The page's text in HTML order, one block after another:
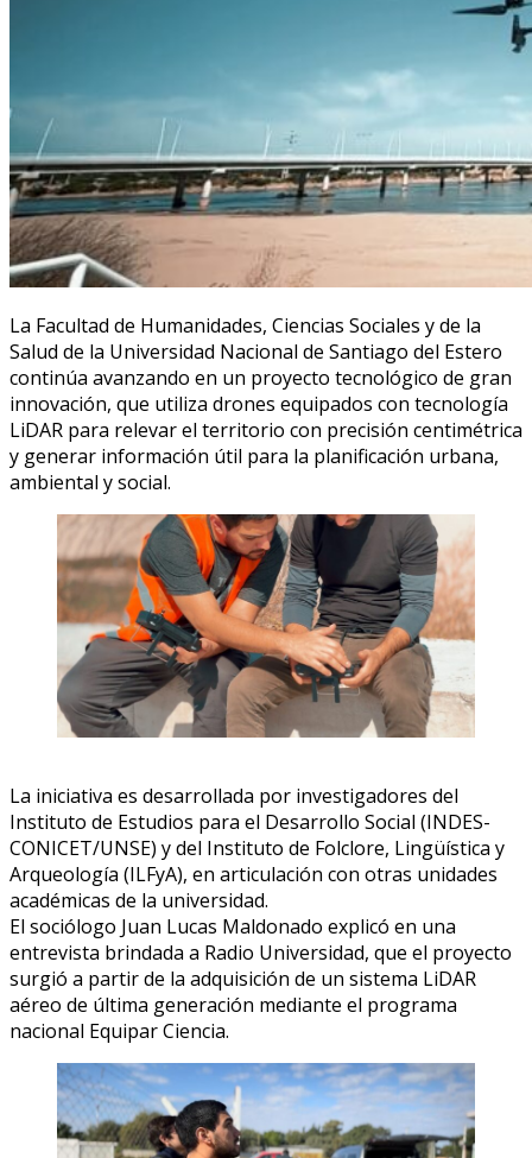
La Facultad de Humanidades, Ciencias Sociales y de la
Salud de la Universidad Nacional de Santiago del Estero
continúa avanzando en un proyecto tecnológico de gran
innovación, que utiliza drones equipados con tecnología
LiDAR para relevar el territorio con precisión centimétrica
y generar información útil para la planificación urbana,
ambiental y social.
La iniciativa es desarrollada por investigadores del
Instituto de Estudios para el Desarrollo Social (INDES-
CONICET/UNSE) y del Instituto de Folclore, Lingüística y
Arqueología (ILFyA), en articulación con otras unidades
académicas de la universidad.
El sociólogo Juan Lucas Maldonado explicó en una
entrevista brindada a Radio Universidad, que el proyecto
surgió a partir de la adquisición de un sistema LiDAR
aéreo de última generación mediante el programa
nacional Equipar Ciencia.